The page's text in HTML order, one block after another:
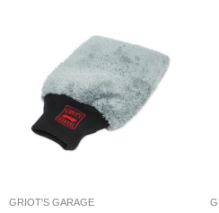
GRIOT'S GARAGE